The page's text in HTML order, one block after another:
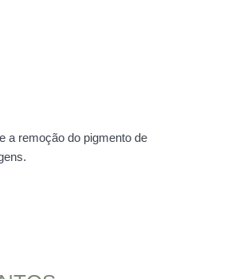
a remoção do pigmento de